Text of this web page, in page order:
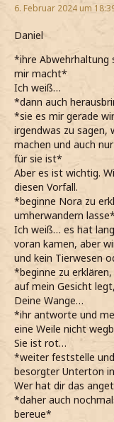
6. Februar 2024 um
Daniel
*ihre Abwehrhaltung
mir macht*
Ich weiß…
*dann auch
*sie es mir gerade
irgendwas zu sagen,
machen und auch
für sie ist*
Aber es ist wichtig.
diesen Vorfall.
*beginne Nora zu
umherwandern lasse*
Ich weiß… es hat
voran kamen, aber
und kein Tierwesen
*beginne zu
auf mein Gesicht
Deine Wange…
*ihr antworte und
eine Weile nicht
Sie ist rot…
*weiter feststelle
besorgter Unterton
Wer hat dir das
*daher auch
bereue*